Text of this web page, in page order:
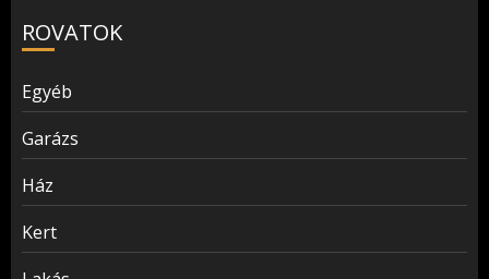
ROVATOK
Egyéb
Garázs
Ház
Kert